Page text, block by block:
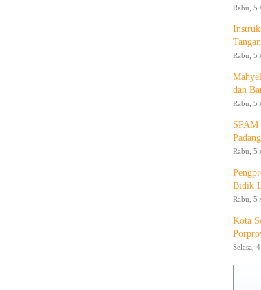
Rabu, 5
Rabu, 5
dan
Rabu, 5
Rabu, 5
Bidik
Rabu, 5
Kota
Selasa,